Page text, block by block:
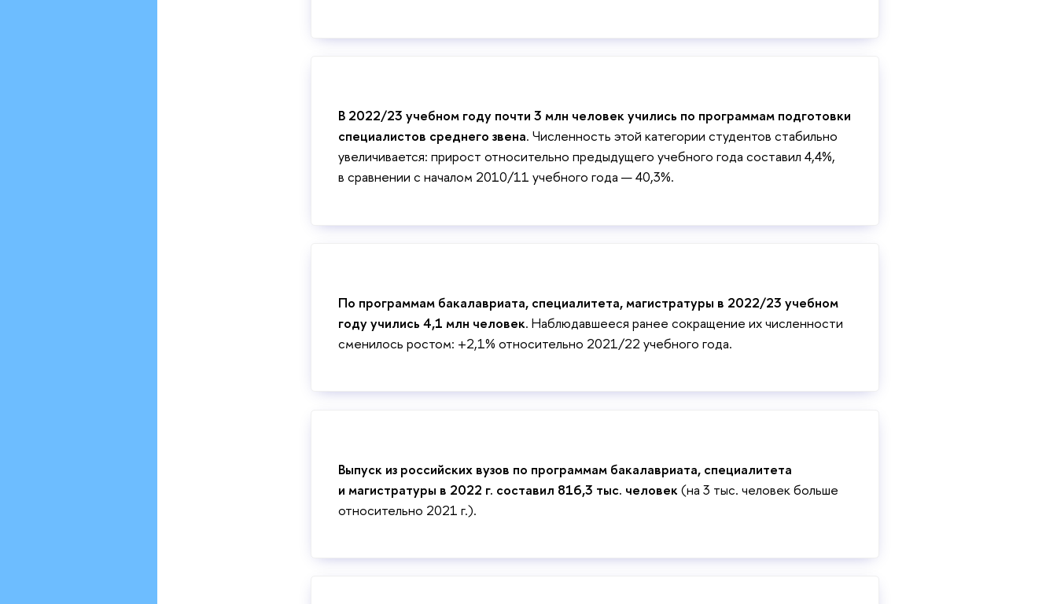
В 2022/23 учебном году почти 3 млн человек учились по программам подготовки
специалистов среднего звена. Численность этой категории студентов стабильно
увеличивается: прирост относительно предыдущего учебного года составил 4,4%,
в сравнении с началом 2010/11 учебного года — 40,3%.
По программам бакалавриата, специалитета, магистратуры в 2022/23 учебном
году учились 4,1 млн человек. Наблюдавшееся ранее сокращение их численности
сменилось ростом: +2,1% относительно 2021/22 учебного года.
Выпуск из российских вузов по программам бакалавриата, специалитета
и магистратуры в 2022 г. составил 816,3 тыс. человек (на 3 тыс. человек больше
относительно 2021 г.).